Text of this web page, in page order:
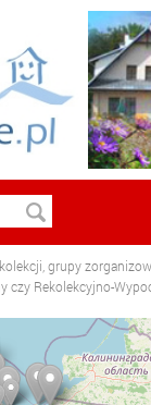
grupy
czy Rekolekcyjno-